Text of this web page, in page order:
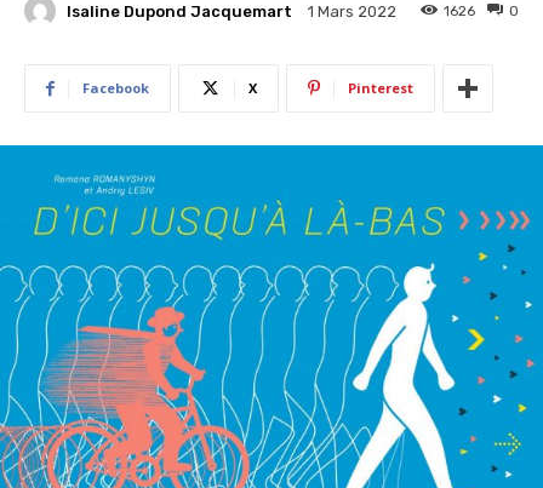
Isaline Dupond Jacquemart 1 Mars 2022 0
1626
Facebook X Pinterest